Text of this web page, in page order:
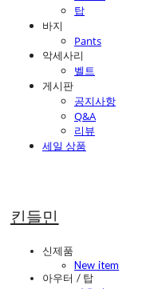
탑
바지
Pants
악세사리
벨트
게시판
공지사항
Q&A
리뷰
세일 상품
킨들민
신제품
New item
아우터 / 탑